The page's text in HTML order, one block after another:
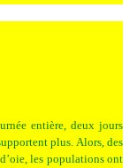
entière, deux jours
plus. Alors, des
les populations ont